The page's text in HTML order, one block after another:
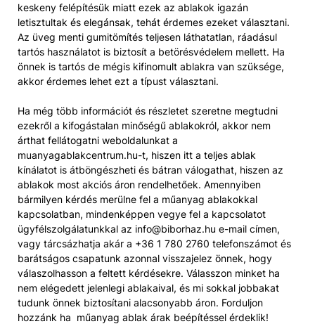
keskeny felépítésük miatt ezek az ablakok igazán
letisztultak és elegánsak, tehát érdemes ezeket választani.
Az üveg menti gumitömítés teljesen láthatatlan, ráadásul
tartós használatot is biztosít a betörésvédelem mellett. Ha
önnek is tartós de mégis kifinomult ablakra van szüksége,
akkor érdemes lehet ezt a típust választani.
Ha még több információt és részletet szeretne megtudni
ezekről a kifogástalan minőségű ablakokról, akkor nem
árthat fellátogatni weboldalunkat a
muanyagablakcentrum.hu-t, hiszen itt a teljes ablak
kínálatot is átböngészheti és bátran válogathat, hiszen az
ablakok most akciós áron rendelhetőek. Amennyiben
bármilyen kérdés merülne fel a műanyag ablakokkal
kapcsolatban, mindenképpen vegye fel a kapcsolatot
ügyfélszolgálatunkkal az info@biborhaz.hu e-mail címen,
vagy tárcsázhatja akár a +36 1 780 2760 telefonszámot és
barátságos csapatunk azonnal visszajelez önnek, hogy
válaszolhasson a feltett kérdésekre. Válasszon minket ha
nem elégedett jelenlegi ablakaival, és mi sokkal jobbakat
tudunk önnek biztosítani alacsonyabb áron. Forduljon
hozzánk ha műanyag ablak árak beépítéssel érdeklik!